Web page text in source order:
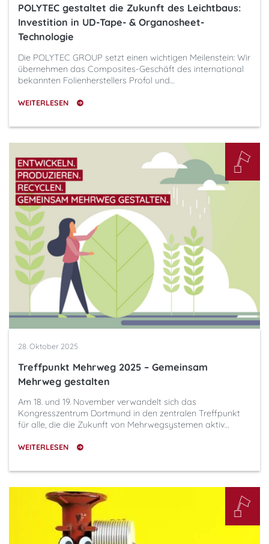
POLYTEC gestaltet die Zukunft des Leichtbaus:
Investition in UD-Tape- & Organosheet-
Technologie
Die POLYTEC GROUP setzt einen wichtigen Meilenstein: Wir
übernehmen das Composites-Geschäft des international
bekannten Folienherstellers Profol und…
WEITERLESEN
28. Oktober 2025
Treffpunkt Mehrweg 2025 – Gemeinsam
Mehrweg gestalten
Am 18. und 19. November verwandelt sich das
Kongresszentrum Dortmund in den zentralen Treffpunkt
für alle, die die Zukunft von Mehrwegsystemen aktiv…
WEITERLESEN